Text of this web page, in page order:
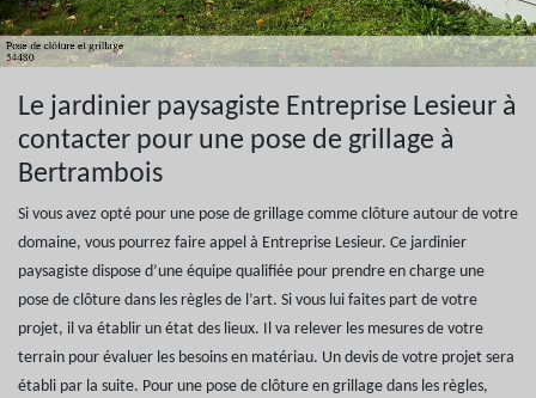
Le jardinier paysagiste Entreprise Lesieur à
contacter pour une pose de grillage à
Bertrambois
Si vous avez opté pour une pose de grillage comme clôture autour de votre
domaine, vous pourrez faire appel à Entreprise Lesieur. Ce jardinier
paysagiste dispose d’une équipe qualifiée pour prendre en charge une
pose de clôture dans les règles de l’art. Si vous lui faites part de votre
projet, il va établir un état des lieux. Il va relever les mesures de votre
terrain pour évaluer les besoins en matériau. Un devis de votre projet sera
établi par la suite. Pour une pose de clôture en grillage dans les règles,